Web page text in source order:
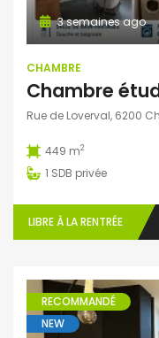
3 semaines ago
CHAMBRE
Rue de Loverval, 6200
449 m2
1 SDB privée
LIBRE À LA RENTRÉE
RECOMMANDÉ
NEW